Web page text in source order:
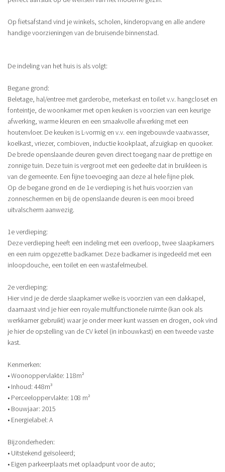
Op fietsafstand vind je winkels, scholen, kinderopvang en alle andere
handige voorzieningen van de bruisende binnenstad.
De indeling van het huis is als volgt:
Begane grond:
Beletage, hal/entree met garderobe, meterkast en toilet v.v. hangcloset en
fonteintje, de woonkamer met open keuken is voorzien van een keurige
afwerking, warme kleuren en een smaakvolle afwerking met een
houtenvloer. De keuken is L-vormig en v.v. een ingebouwde vaatwasser,
koelkast, vriezer, combioven, inductie kookplaat, afzuigkap en quooker.
De brede openslaande deuren geven direct toegang naar de prettige en
zonnige tuin. Deze tuin is vergroot met een gedeelte dat in bruikleen is
van de gemeente. Een fijne toevoeging aan deze al hele fijne plek.
Op de begane grond en de 1e verdieping is het huis voorzien van
zonneschermen en bij de openslaande deuren is een mooi breed
uitvalscherm aanwezig.
1e verdieping:
Deze verdieping heeft een indeling met een overloop, twee slaapkamers
en een ruim opgezette badkamer. Deze badkamer is ingedeeld met een
inloopdouche, een toilet en een wastafelmeubel.
2e verdieping:
Hier vind je de derde slaapkamer welke is voorzien van een dakkapel,
daarnaast vind je hier een royale multifunctionele ruimte (kan ook als
werkkamer gebruikt) waar je onder meer kunt wassen en drogen, ook vind
je hier de opstelling van de CV ketel (in inbouwkast) en een tweede vaste
kast.
Kenmerken:
• Woonoppervlakte: 118m²
• Inhoud: 448m³
• Perceeloppervlakte: 108 m²
• Bouwjaar: 2015
• Energielabel: A
Bijzonderheden:
• Uitstekend geïsoleerd;
• Eigen parkeerplaats met oplaadpunt voor de auto;